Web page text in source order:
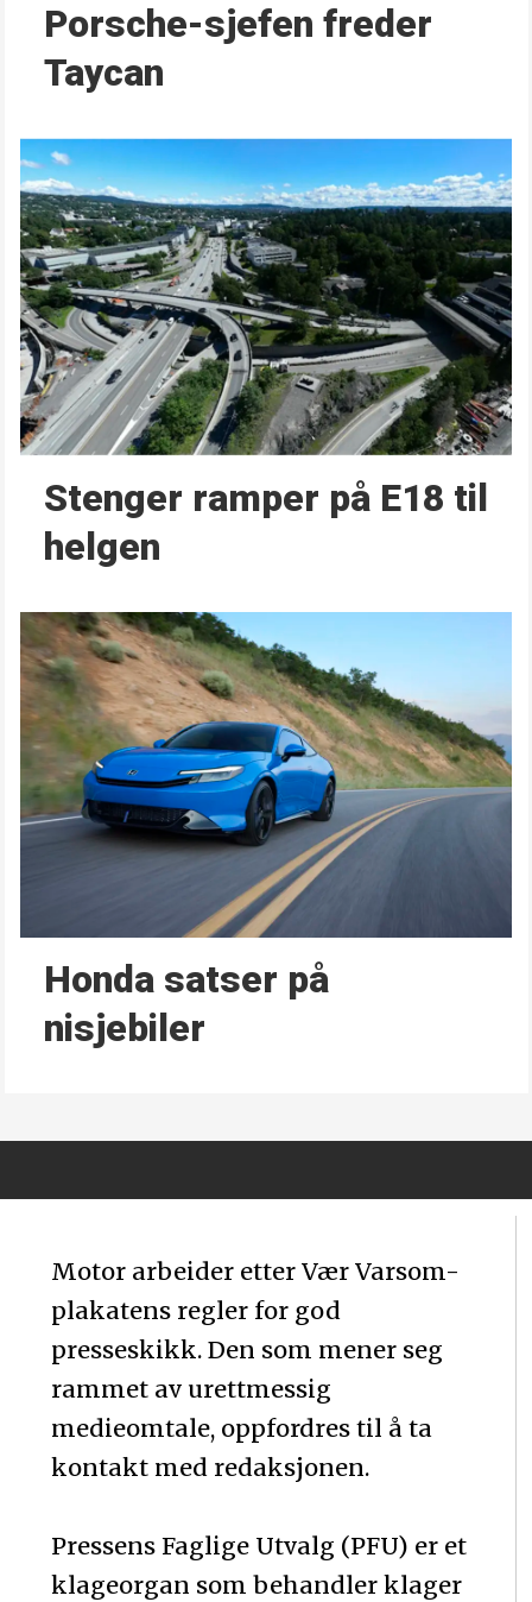
Porsche-sjefen freder
Taycan
Stenger ramper på E18 til
helgen
Honda satser på
nisjebiler
Motor arbeider etter Vær Varsom-
plakatens regler for god
presseskikk. Den som mener seg
rammet av urettmessig
medieomtale, oppfordres til å ta
kontakt med redaksjonen.
Pressens Faglige Utvalg (PFU) er et
klageorgan som behandler klager